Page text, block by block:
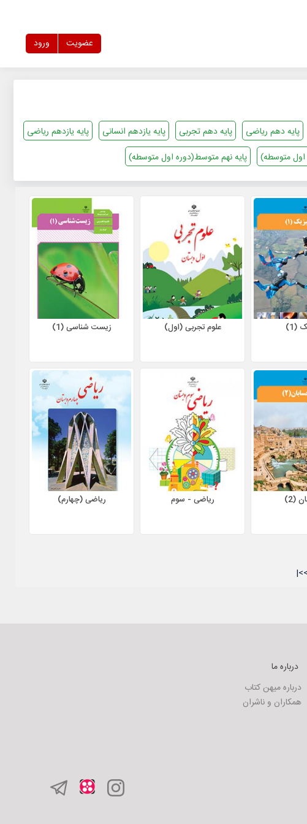
ورود عضویت
پایه دهم ریاضی پایه دهم تجربی پایه یازدهم انسانی
پایه یازدهم ریاضی
متوسطه) پایه نهم متوسط(دوره اول متوسطه)
(1) علوم تجربی (اول) زیست شناسی (1)
(2) ریاضی - سوم ریاضی (چهارم)
>>|
درباره ما
درباره میهن کتاب
همکاران و ناشران